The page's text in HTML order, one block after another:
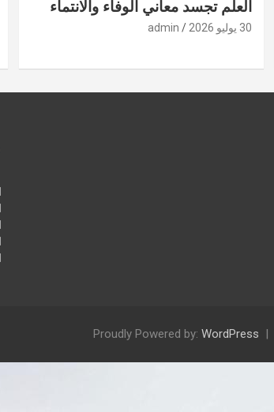
العلم تجسد معاني الوفاء والانتماء
30 يوليو 2026 admin
Proudly Powered by: WordPress